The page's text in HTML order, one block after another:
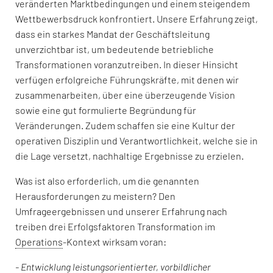
veränderten Marktbedingungen und einem steigendem
Wettbewerbsdruck konfrontiert. Unsere Erfahrung zeigt,
dass ein starkes Mandat der Geschäftsleitung
unverzichtbar ist, um bedeutende betriebliche
Transformationen voranzutreiben. In dieser Hinsicht
verfügen erfolgreiche Führungskräfte, mit denen wir
zusammenarbeiten, über eine überzeugende Vision
sowie eine gut formulierte Begründung für
Veränderungen. Zudem schaffen sie eine Kultur der
operativen Disziplin und Verantwortlichkeit, welche sie in
die Lage versetzt, nachhaltige Ergebnisse zu erzielen.
Was ist also erforderlich, um die genannten
Herausforderungen zu meistern? Den
Umfrageergebnissen und unserer Erfahrung nach
treiben drei Erfolgsfaktoren Transformation im
Operations-Kontext wirksam voran:
- Entwicklung leistungsorientierter, vorbildlicher